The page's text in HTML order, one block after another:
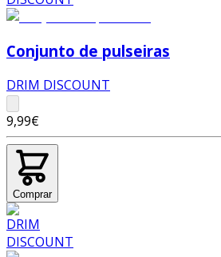
Conjunto de pulseiras
DRIM DISCOUNT
9,99€
Comprar